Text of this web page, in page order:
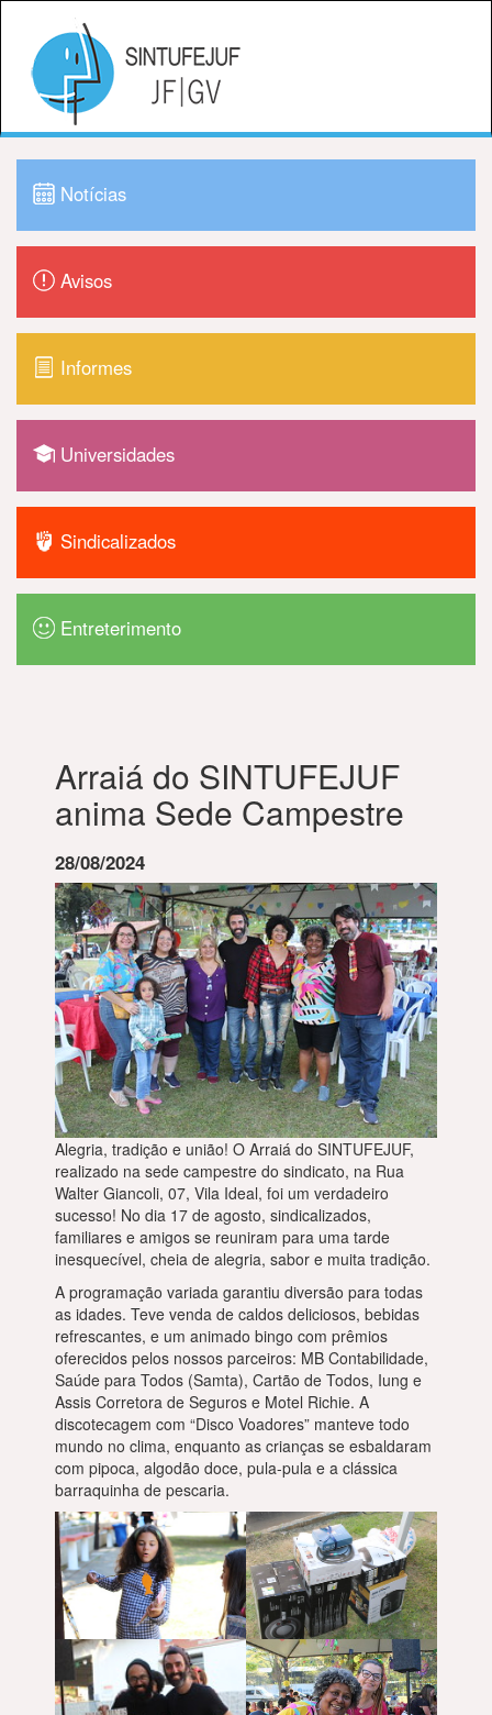
Notícias
Avisos
Informes
Universidades
Sindicalizados
Entreterimento
Arraiá do SINTUFEJUF
anima Sede Campestre
28/08/2024
Alegria, tradição e união! O Arraiá do SINTUFEJUF,
realizado na sede campestre do sindicato, na Rua
Walter Giancoli, 07, Vila Ideal, foi um verdadeiro
sucesso! No dia 17 de agosto, sindicalizados,
familiares e amigos se reuniram para uma tarde
inesquecível, cheia de alegria, sabor e muita tradição.
A programação variada garantiu diversão para todas
as idades. Teve venda de caldos deliciosos, bebidas
refrescantes, e um animado bingo com prêmios
oferecidos pelos nossos parceiros: MB Contabilidade,
Saúde para Todos (Samta), Cartão de Todos, Iung e
Assis Corretora de Seguros e Motel Richie. A
discotecagem com “Disco Voadores” manteve todo
mundo no clima, enquanto as crianças se esbaldaram
com pipoca, algodão doce, pula-pula e a clássica
barraquinha de pescaria.